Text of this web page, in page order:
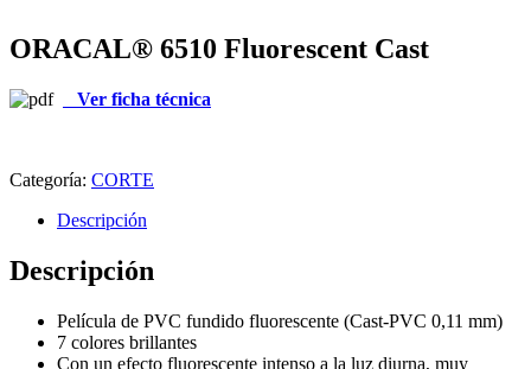
ORACAL® 6510 Fluorescent Cast
Ver ficha técnica
Categoría: CORTE
Descripción
Descripción
Película de PVC fundido fluorescente (Cast-PVC 0,11 mm)
7 colores brillantes
Con un efecto fluorescente intenso a la luz diurna, muy